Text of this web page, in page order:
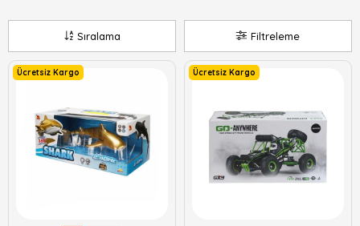
Filtreleme
Sıralama
Ücretsiz Kargo Ücretsiz Kargo